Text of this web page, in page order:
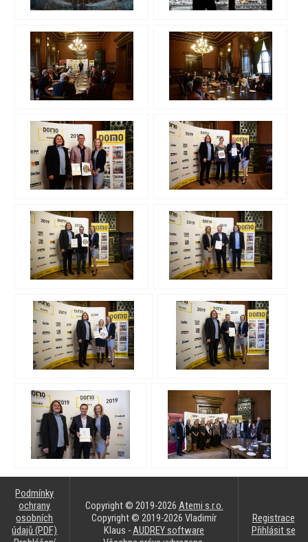
Podmínky
ochrany
osobních
údajů (PDF)
Copyright © 2019-2026 Atemi s.r.o.
Copyright © 2019-2026 Vladimír
Klaus -AUDREY software
Registrace
Přihlásit se